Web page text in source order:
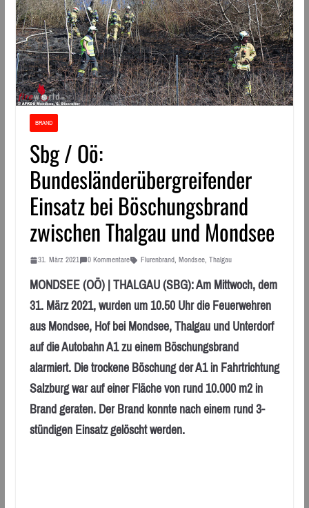
BRAND
Sbg / Oö:
Bundesländerübergreifender
Einsatz bei Böschungsbrand
zwischen Thalgau und Mondsee
31. März 2021 0 Kommentare Flurenbrand, Mondsee, Thalgau
MONDSEE (OÖ) | THALGAU (SBG): Am Mittwoch, dem
31. März 2021, wurden um 10.50 Uhr die Feuerwehren
aus Mondsee, Hof bei Mondsee, Thalgau und Unterdorf
auf die Autobahn A1 zu einem Böschungsbrand
alarmiert. Die trockene Böschung der A1 in Fahrtrichtung
Salzburg war auf einer Fläche von rund 10.000 m2 in
Brand geraten. Der Brand konnte nach einem rund 3-
stündigen Einsatz gelöscht werden.